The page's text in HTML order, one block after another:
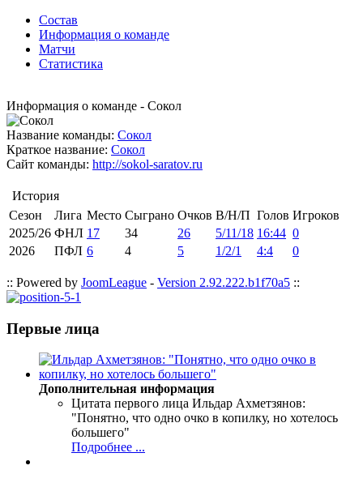
Состав
Информация о команде
Матчи
Статистика
Информация о команде - Сокол
Название команды: Сокол
Краткое название: Сокол
Сайт команды: http://sokol-saratov.ru
История
Сезон
Лига Место Сыграно Очков В/Н/П Голов Игроков
2025/26 ФНЛ 17 34 26 5/11/18 16:44 0
2026
ПФЛ 6 4 5 1/2/1 4:4 0
:: Powered by JoomLeague - Version 2.92.222.b1f70a5 ::
Первые лица
Дополнительная информация
Цитата первого лица Ильдар Ахметзянов:
"Понятно, что одно очко в копилку, но хотелось
большего"
Подробнее ...